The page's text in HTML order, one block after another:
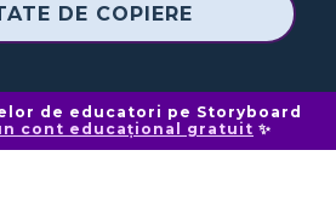
DE COPIERE
de educatori pe Storyboard
cont educațional gratuit ✨